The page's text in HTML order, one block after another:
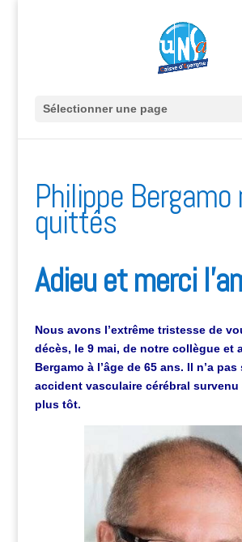
Sélectionner une page
Philippe Bergamo
quittés
Adieu et merci
Nous avons l’extrême tristesse de
décès, le 9 mai, de notre collègue et
Bergamo à l’âge de 65 ans. Il n’a
accident vasculaire cérébral survenu
plus tôt.